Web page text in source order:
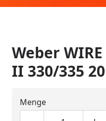
Weber WIRE
II 330/335
Menge